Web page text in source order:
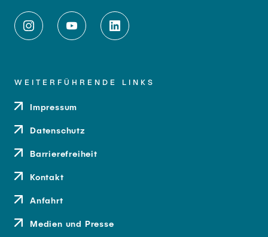
WEITERFÜHRENDE LINKS
Impressum
Datenschutz
Barrierefreiheit
Kontakt
Anfahrt
Medien und Presse